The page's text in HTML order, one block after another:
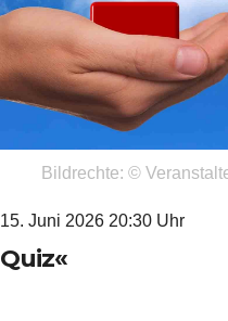
Bildrechte: ©
Juni 2026 20:30 Uhr